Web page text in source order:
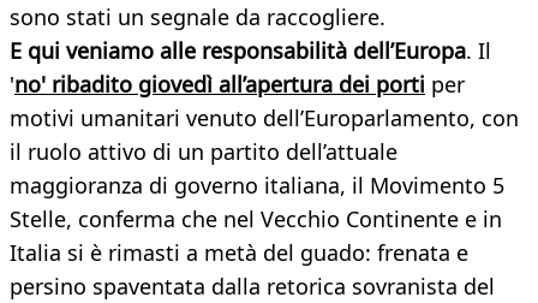
sono stati un segnale da raccogliere.
E qui veniamo alle responsabilità dell’Europa. Il
'no' ribadito giovedì all’apertura dei porti per
motivi umanitari venuto dell’Europarlamento, con
il ruolo attivo di un partito dell’attuale
maggioranza di governo italiana, il Movimento 5
Stelle, conferma che nel Vecchio Continente e in
Italia si è rimasti a metà del guado: frenata e
persino spaventata dalla retorica sovranista del